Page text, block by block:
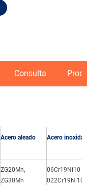
Consulta
Acero aleado Acero
ZG20Mn,
ZG30Mn
06Cr19Ni10
022Cr19Ni10